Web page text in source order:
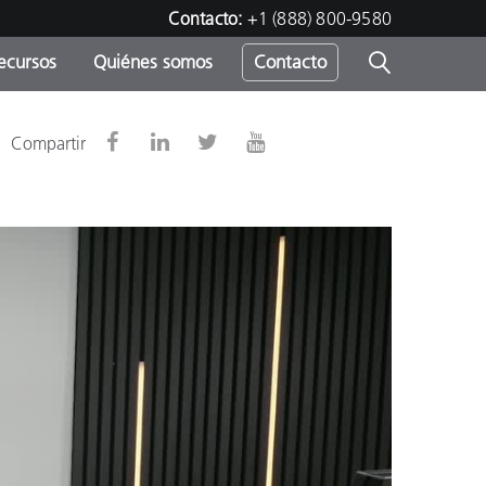
Contacto: +1 (888) 800-9580
Quiénes somos Contacto
Compartir